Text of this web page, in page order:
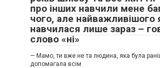
про інших навчили мене
чого, але найважливішого
навчилася лише зараз –
слово «ні»
— Мамо, ти вже не та людина, яка була
допомагала всім